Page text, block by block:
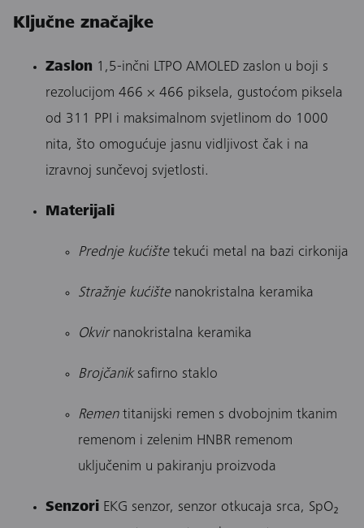
Ključne značajke
Zaslon 1,5-inčni LTPO AMOLED zaslon u boji s
rezolucijom 466 × 466 piksela, gustoćom piksela
od 311 PPI i maksimalnom svjetlinom do 1000
nita, što omogućuje jasnu vidljivost čak i na
izravnoj sunčevoj svjetlosti.
Materijali
Prednje kućištetekući metal na bazi cirkonija
Stražnje kućištenanokristalna keramika
Okvirnanokristalna keramika
Brojčaniksafirno staklo
Rementitanijski remen s dvobojnim tkanim
remenom i zelenim HNBR remenom
uključenim u pakiranju proizvoda​
Senzori EKG senzor, senzor otkucaja srca, SpO₂